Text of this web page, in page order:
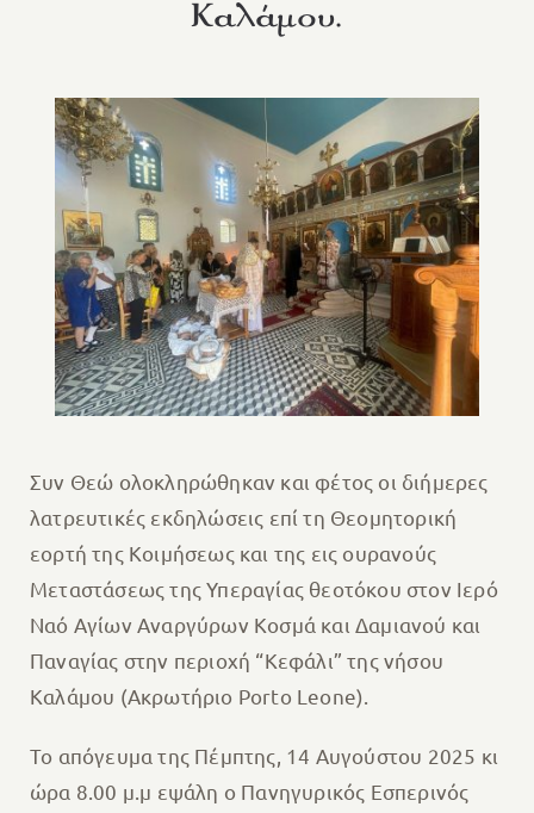
Καλάμου.
Συν Θεώ ολοκληρώθηκαν και φέτος οι διήμερες
λατρευτικές εκδηλώσεις επί τη Θεομητορική
εορτή της Κοιμήσεως και της εις ουρανούς
Μεταστάσεως της Υπεραγίας θεοτόκου στον Ιερό
Ναό Αγίων Αναργύρων Κοσμά και Δαμιανού και
Παναγίας στην περιοχή “Κεφάλι” της νήσου
Καλάμου (Ακρωτήριο Porto Leone).
Το απόγευμα της Πέμπτης, 14 Αυγούστου 2025 κι
ώρα 8.00 μ.μ εψάλη ο Πανηγυρικός Εσπερινός